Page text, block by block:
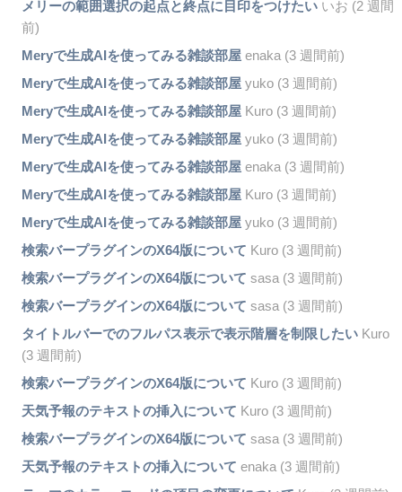
メリーの範囲選択の起点と終点に目印をつけたいいお (2 週間
前)
Meryで生成AIを使ってみる雑談部屋enaka (3 週間前)
Meryで生成AIを使ってみる雑談部屋yuko (3 週間前)
Meryで生成AIを使ってみる雑談部屋Kuro (3 週間前)
Meryで生成AIを使ってみる雑談部屋yuko (3 週間前)
Meryで生成AIを使ってみる雑談部屋enaka (3 週間前)
Meryで生成AIを使ってみる雑談部屋Kuro (3 週間前)
Meryで生成AIを使ってみる雑談部屋yuko (3 週間前)
検索バープラグインのX64版について Kuro (3 週間前)
検索バープラグインのX64版について sasa (3 週間前)
検索バープラグインのX64版について sasa (3 週間前)
タイトルバーでのフルパス表示で表示階層を制限したいKuro
(3 週間前)
検索バープラグインのX64版について Kuro (3 週間前)
天気予報のテキストの挿入について Kuro (3 週間前)
検索バープラグインのX64版について sasa (3 週間前)
天気予報のテキストの挿入について enaka (3 週間前)